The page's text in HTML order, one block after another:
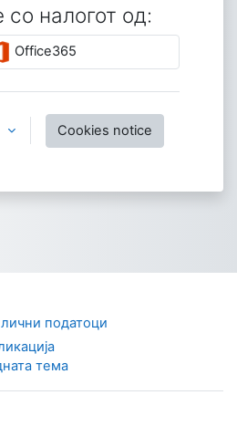
со налогот од:
Office365
Cookies notice
податоци
тема